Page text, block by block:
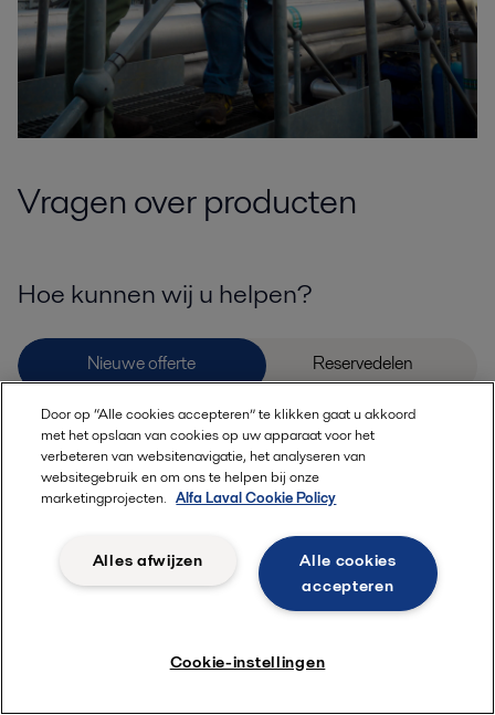
Vragen over producten
Hoe kunnen wij u helpen?
Voeg details of documenten toe die kunnen helpen bij uw aanvraag
niet groter zijn dan 20 MB.
Door op “Alle cookies accepteren” te klikken gaat u akkoord
met het opslaan van cookies op uw apparaat voor het
verbeteren van websitenavigatie, het analyseren van
websitegebruik en om ons te helpen bij onze
marketingprojecten. Alfa Laval Cookie Policy
Alle cookies
accepteren
Alles afwijzen
Cookie-instellingen